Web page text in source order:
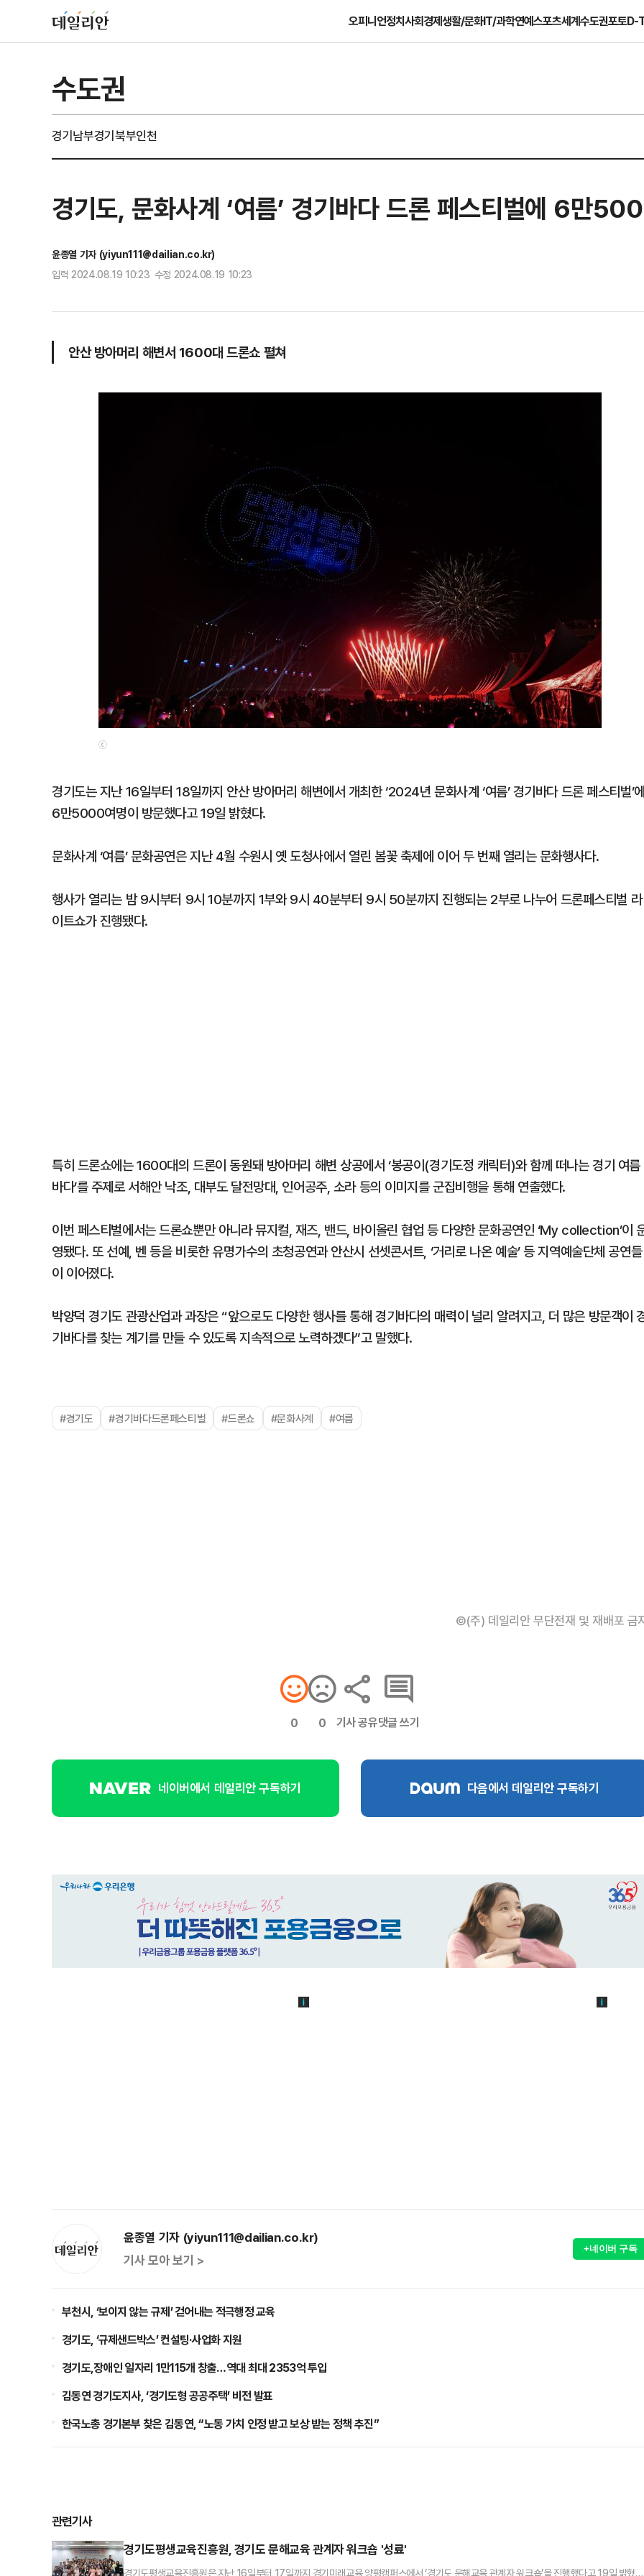
오피니언정치사회경제생활/문화IT/과학연예스포츠세계수도권포토D-
수도권
경기남부경기북부인천
경기도, 문화사계 ‘여름’ 경기바다 드론 페스티벌에 6만
윤종열 기자 (yiyun111@dailian.co.kr)
입력 2024.08.19 10:23 수정 2024.08.19 10:23
안산 방아머리 해변서 1600대 드론쇼 펼쳐
ⓒ
경기도는 지난 16일부터 18일까지 안산 방아머리 해변에서 개최한 ‘2024년 문화사계 ‘여름’ 경기바다 드론 페스티벌’
6만5000여명이 방문했다고 19일 밝혔다.
문화사계 ‘여름’ 문화공연은 지난 4월 수원시 옛 도청사에서 열린 봄꽃 축제에 이어 두 번째 열리는 문화행사다.
행사가 열리는 밤 9시부터 9시 10분까지 1부와 9시 40분부터 9시 50분까지 진행되는 2부로 나누어 드론페스티벌 라
이트쇼가 진행됐다.
특히 드론쇼에는 1600대의 드론이 동원돼 방아머리 해변 상공에서 ‘봉공이(경기도정 캐릭터)와 함께 떠나는 경기 여름
바다’를 주제로 서해안 낙조, 대부도 달전망대, 인어공주, 소라 등의 이미지를 군집비행을 통해 연출했다.
이번 페스티벌에서는 드론쇼뿐만 아니라 뮤지컬, 재즈, 밴드, 바이올린 협업 등 다양한 문화공연인 ‘My collection’이
영됐다. 또 선예, 벤 등을 비롯한 유명가수의 초청공연과 안산시 선셋콘서트, ‘거리로 나온 예술’ 등 지역예술단체 공연들
이 이어졌다.
박양덕 경기도 관광산업과 과장은 “앞으로도 다양한 행사를 통해 경기바다의 매력이 널리 알려지고, 더 많은 방문객이
기바다를 찾는 계기를 만들 수 있도록 지속적으로 노력하겠다”고 말했다.
#경기도 #경기바다드론페스티벌 #드론쇼 #문화사계 #여름
©(주) 데일리안 무단전재 및 재배포 금
0 0 기사 공유댓글 쓰기
네이버에서 데일리안 구독하기 다음에서 데일리안 구독하기
윤종열 기자 (yiyun111@dailian.co.kr)
기사 모아 보기 >
+네이버 구독
부천시, ‘보이지 않는 규제’ 걷어내는 적극행정 교육
경기도, ‘규제샌드박스’ 컨설팅·사업화 지원
경기도,장애인 일자리 1만115개 창출…역대 최대 2353억 투입
김동연 경기도지사, ‘경기도형 공공주택’ 비전 발표
한국노총 경기본부 찾은 김동연, “노동 가치 인정 받고 보상 받는 정책 추진”
관련기사
경기도평생교육진흥원, 경기도 문해교육 관계자 워크숍 '성료'
경기도평생교육진흥원은 지난 16일부터 17일까지 경기미래교육 양평캠퍼스에서 ‘경기도 문해교육 관계자 워크숍’을 진행했다고 19일 밝혔